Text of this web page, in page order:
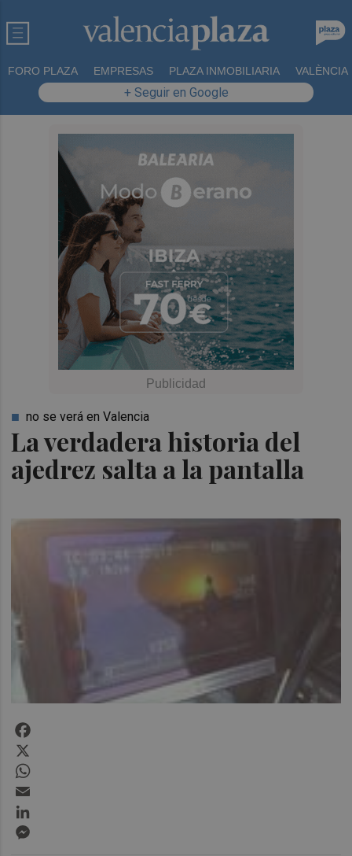
FORO PLAZA EMPRESAS PLAZA INMOBILIARIA VALÈNCIA
+ Seguir en Google
La verdadera historia del
ajedrez salta a la pantalla
no se verá en Valencia